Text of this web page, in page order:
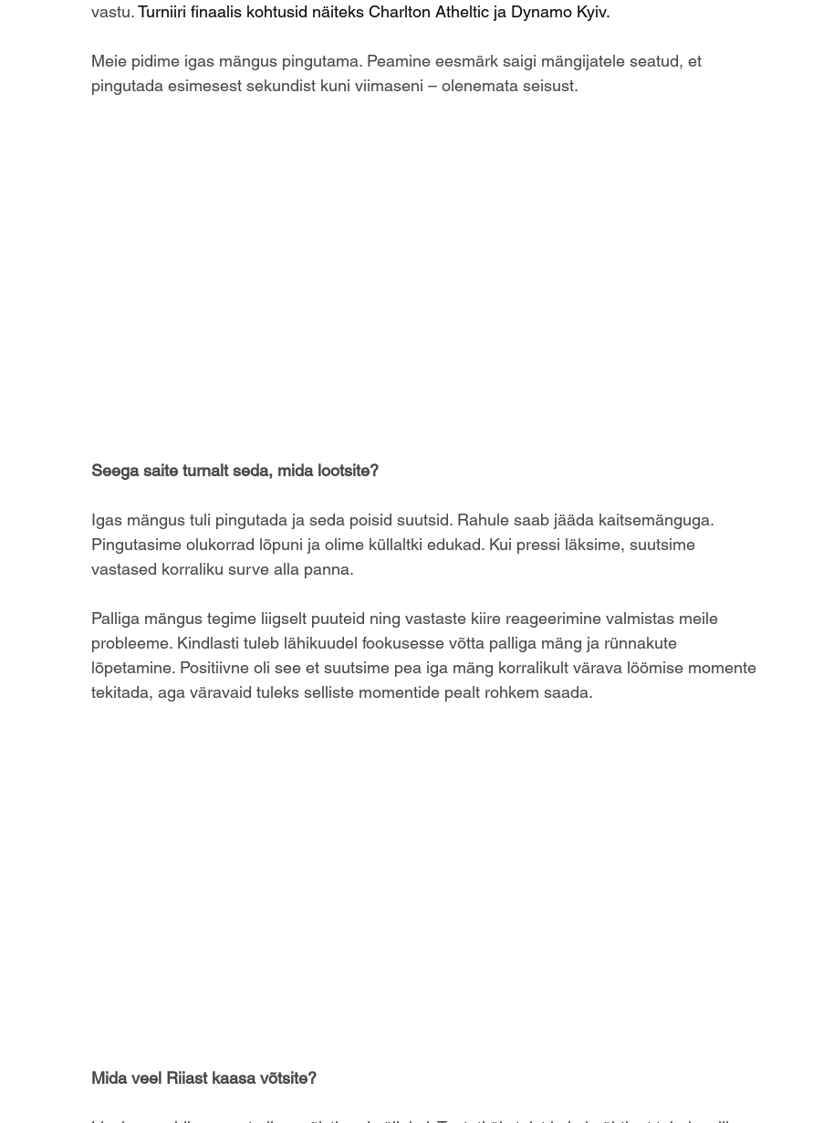
vastu. Turniiri finaalis kohtusid näiteks Charlton Atheltic ja Dynamo Kyiv.
Meie pidime igas mängus pingutama. Peamine eesmärk saigi mängijatele seatud, et
pingutada esimesest sekundist kuni viimaseni – olenemata seisust.
Seega saite turnalt seda, mida lootsite?
Igas mängus tuli pingutada ja seda poisid suutsid. Rahule saab jääda kaitsemänguga.
Pingutasime olukorrad lõpuni ja olime küllaltki edukad. Kui pressi läksime, suutsime
vastased korraliku surve alla panna.
Palliga mängus tegime liigselt puuteid ning vastaste kiire reageerimine valmistas meile
probleeme. Kindlasti tuleb lähikuudel fookusesse võtta palliga mäng ja rünnakute
lõpetamine. Positiivne oli see et suutsime pea iga mäng korralikult värava löömise momente
tekitada, aga väravaid tuleks selliste momentide pealt rohkem saada.
Mida veel Riiast kaasa võtsite?